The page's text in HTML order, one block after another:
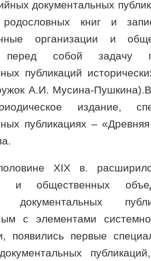
документальных
родословных книг и
организации и
перед собой задачу
публикаций
А.И. Мусина-
издание,
публикациях –
XIX в.
и общественных
документальных
с элементами
появились первые